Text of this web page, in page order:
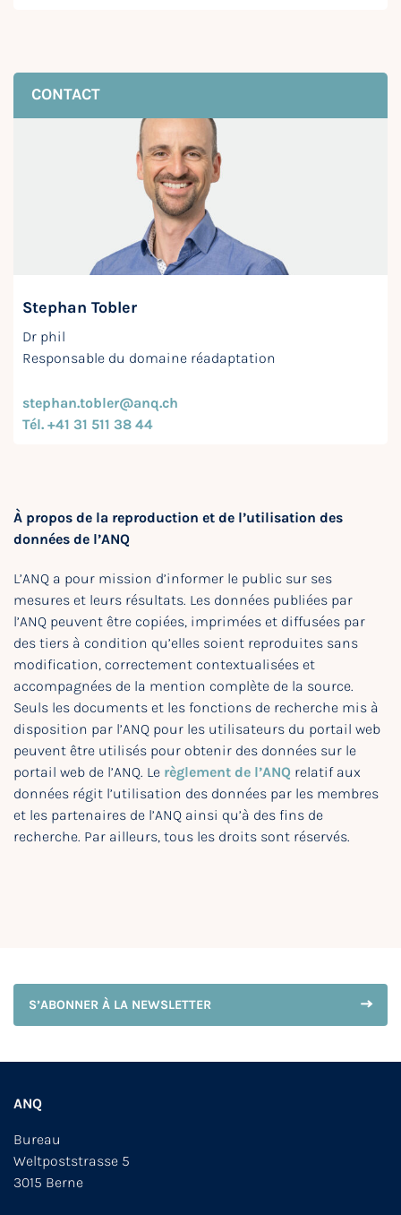
CONTACT
Stephan Tobler
Dr phil
Responsable du domaine réadaptation
stephan.tobler@anq.ch
Tél. +41 31 511 38 44
À propos de la reproduction et de l’utilisation des
données de l’ANQ
L’ANQ a pour mission d’informer le public sur ses
mesures et leurs résultats. Les données publiées par
l’ANQ peuvent être copiées, imprimées et diffusées par
des tiers à condition qu’elles soient reproduites sans
modification, correctement contextualisées et
accompagnées de la mention complète de la source.
Seuls les documents et les fonctions de recherche mis à
disposition par l’ANQ pour les utilisateurs du portail web
peuvent être utilisés pour obtenir des données sur le
portail web de l’ANQ. Le règlement de l’ANQ relatif aux
données régit l’utilisation des données par les membres
et les partenaires de l’ANQ ainsi qu’à des fins de
recherche. Par ailleurs, tous les droits sont réservés.
S’ABONNER À LA NEWSLETTER
ANQ
Bureau
Weltpoststrasse 5
3015 Berne